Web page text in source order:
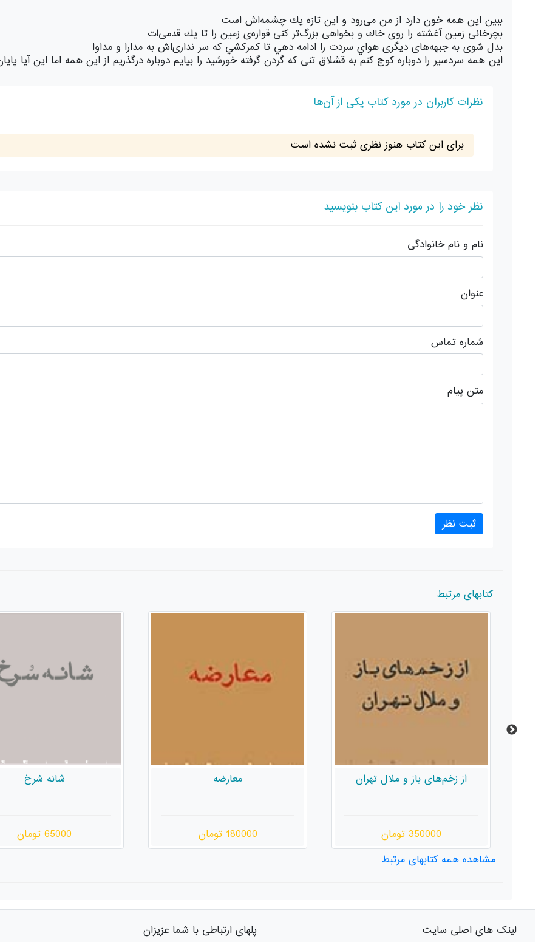
ببين اين همه خون دارد از من می‌رود و اين تازه يك چشمه‌اش است
بچرخانی زمين آغشته را روی خاك و بخواهی بزرگ‌تر كنی قواره‌ی زمين را تا يك قدمی‌ات
بدل شوی به جبهه‌های ديگری هواي سردت را ادامه دهي تا كمركشي كه سر نداری‌اش به مدارا و مداوا
اين همه سردسير را دوباره كوچ كنم به قشلاق تنی كه گردن گرفته خورشيد را بيايم دوباره درگذريم از اين همه اما اين آيا
نظرات کاربران در مورد کتاب یکی از آن‌ها
برای این کتاب هنوز نظری ثبت نشده است
نظر خود را در مورد این کتاب بنویسید
نام و نام خانوادگی
عنوان
شماره تماس
متن پیام
کتابهای مرتبط
روز می‌افتد زیر سرو
110000 تومان
شانه سُرخ
65000 تومان
معارضه
180000 تومان
مشاهده همه کتابهای مرتبط
لینک های اصلی سایت پلهای ارتباطی با شما عزیزان